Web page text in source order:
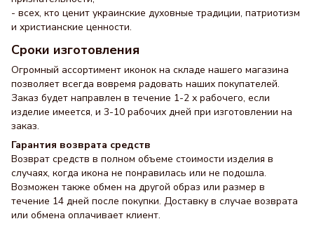
- всех, кто ценит украинские духовные традиции, патриотизм
и христианские ценности.
Сроки изготовления
Огромный ассортимент иконок на складе нашего магазина
позволяет всегда вовремя радовать наших покупателей.
Заказ будет направлен в течение 1-2 х рабочего, если
изделие имеется, и 3-10 рабочих дней при изготовлении на
заказ.
Гарантия возврата средств
Возврат средств в полном объеме стоимости изделия в
случаях, когда икона не понравилась или не подошла.
Возможен также обмен на другой образ или размер в
течение 14 дней после покупки. Доставку в случае возврата
или обмена оплачивает клиент.